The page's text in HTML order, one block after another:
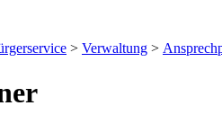
> Verwaltung >